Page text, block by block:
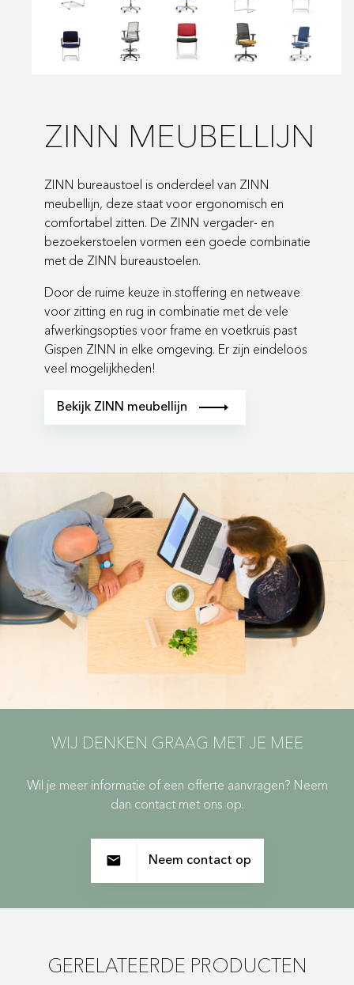
ZINN MEUBELLIJN
ZINN bureaustoel is onderdeel van ZINN
meubellijn, deze staat voor ergonomisch en
comfortabel zitten. De ZINN vergader- en
bezoekerstoelen vormen een goede combinatie
met de ZINN bureaustoelen.
Door de ruime keuze in stoffering en netweave
voor zitting en rug in combinatie met de vele
afwerkingsopties voor frame en voetkruis past
Gispen ZINN in elke omgeving. Er zijn eindeloos
veel mogelijkheden!
Bekijk ZINN meubellijn
WIJ DENKEN GRAAG MET JE MEE
Wil je meer informatie of een offerte aanvragen? Neem
dan contact met ons op.
Neem contact op
GERELATEERDE PRODUCTEN